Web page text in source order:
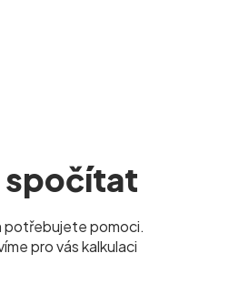
spočítat
potřebujete pomoci.
pro vás kalkulaci